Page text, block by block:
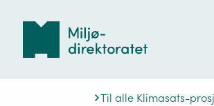
Til alle Klimasats-